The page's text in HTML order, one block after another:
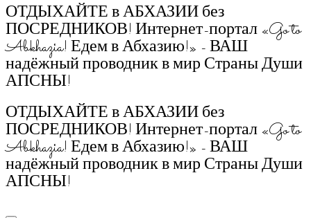
ОТДЫХАЙТЕ в АБХАЗИИ без
ПОСРЕДНИКОВ! Интернет-портал «Go to
Abkhazia! Едем в Абхазию!» - ВАШ
надёжный проводник в мир Страны Души
АПСНЫ!
ОТДЫХАЙТЕ в АБХАЗИИ без
ПОСРЕДНИКОВ! Интернет-портал «Go to
Abkhazia! Едем в Абхазию!» - ВАШ
надёжный проводник в мир Страны Души
АПСНЫ!